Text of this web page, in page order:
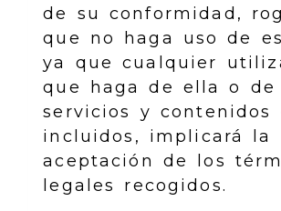
de su conformidad,
que no haga uso de
ya que cualquier
que haga de ella o de
servicios y contenidos
incluidos, implicará la
aceptación de los
legales recogidos.